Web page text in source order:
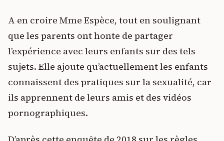
A en croire Mme Espèce, tout en soulignant
que les parents ont honte de partager
l’expérience avec leurs enfants sur des tels
sujets. Elle ajoute qu’actuellement les enfants
connaissent des pratiques sur la sexualité, car
ils apprennent de leurs amis et des vidéos
pornographiques.